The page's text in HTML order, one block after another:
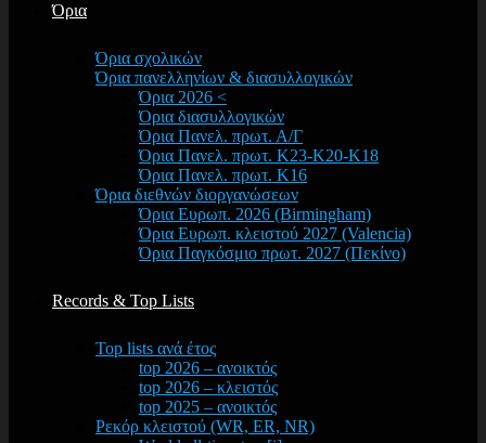
Όρια
Όρια σχολικών
Όρια πανελληνίων & διασυλλογικών
Όρια 2026 <
Όρια διασυλλογικών
Όρια Πανελ. πρωτ. Α/Γ
Όρια Πανελ. πρωτ. Κ23-Κ20-Κ18
Όρια Πανελ. πρωτ. Κ16
Όρια διεθνών διοργανώσεων
Όρια Ευρωπ. 2026 (Birmingham)
Όρια Ευρωπ. κλειστού 2027 (Valencia)
Όρια Παγκόσμιο πρωτ. 2027 (Πεκίνο)
Records & Top Lists
Top lists ανά έτος
top 2026 – ανοικτός
top 2026 – κλειστός
top 2025 – ανοικτός
Ρεκόρ κλειστού (WR, ER, NR)